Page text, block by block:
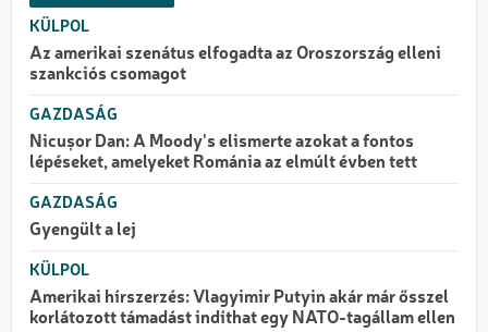
KÜLPOL
Az amerikai szenátus elfogadta az Oroszország elleni
szankciós csomagot
GAZDASÁG
Nicușor Dan: A Moody's elismerte azokat a fontos
lépéseket, amelyeket Románia az elmúlt évben tett
GAZDASÁG
Gyengült a lej
KÜLPOL
Amerikai hírszerzés: Vlagyimir Putyin akár már ősszel
korlátozott támadást indíthat egy NATO-tagállam ellen